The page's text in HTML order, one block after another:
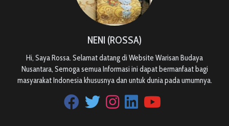
NENI (ROSSA)
Hi, Saya Rossa. Selamat datang di Website Warisan Budaya
Nusantara, Semoga semua Informasi ini dapat bermanfaat bagi
masyarakat Indonesia khususnya dan untuk dunia pada umumnya.